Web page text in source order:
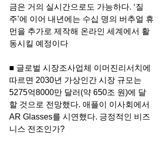
금은 거의 실시간으로도 가능하다. ‘질
주’에 이어 내년에는 수십 명의 버추얼 휴
먼을 추가로 제작해 온라인 세계에서 활
동시킬 예정이다
■ 글로벌 시장조사업체 이머진리서치에
따르면 2030년 가상인간 시장 규모는
5275억8000만 달러(약 650조 원)에 달
할 것으로 전망했다. 애플이 이사회에서
AR Glasses를 시연했다. 긍정적인 비즈
니스 전조인가?